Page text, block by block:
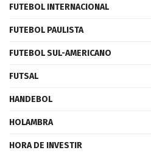
FUTEBOL INTERNACIONAL
FUTEBOL PAULISTA
FUTEBOL SUL-AMERICANO
FUTSAL
HANDEBOL
HOLAMBRA
HORA DE INVESTIR